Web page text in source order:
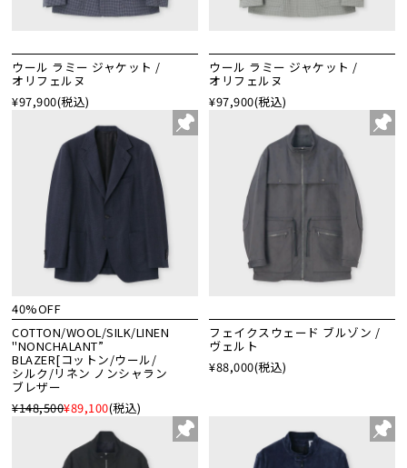
ウール ラミー ジャケット /
オリフェルヌ
¥97,900(税込)
ウール ラミー ジャケット /
オリフェルヌ
¥97,900(税込)
40%OFF
COTTON/WOOL/SILK/LINEN
"NONCHALANT”
BLAZER[コットン/ウール/
シルク/リネン ノンシャラン
ブレザー
¥148,500¥89,100(税込)
フェイクスウェード ブルゾン /
ヴェルト
¥88,000(税込)